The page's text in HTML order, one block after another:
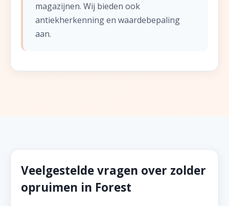
magazijnen. Wij bieden ook
antiekherkenning en waardebepaling
aan.
Veelgestelde vragen over zolder
opruimen in Forest